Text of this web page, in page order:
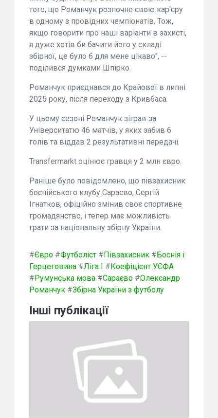
того, що Романчук розпочне свою кар'єру
в одному з провідних чемпіонатів. Тож,
якщо говорити про наші варіанти в захисті,
я дуже хотів би бачити його у складі
збірної, це було б для мене цікаво", --
поділився думками Шпірко.
Романчук приєднався до Крайової в липні
2025 року, після переходу з Кривбаса.
У цьому сезоні Романчук зіграв за
Університатю 46 матчів, у яких забив 6
голів та віддав 2 результативні передачі.
Transfermarkt оцінює гравця у 2 млн євро.
Раніше було повідомлено, що півзахисник
боснійського клубу Сараєво, Сергій
Ігнатков, офіційно змінив своє спортивне
громадянство, і тепер має можливість
грати за національну збірну України.
#Євро #Футболіст #Півзахисник #Боснія і
Герцеговина #Ліга I #Коефіцієнт УЄФА
#Румунська мова #Сараєво #Олександр
Романчук #Збірна України з футболу
Інші публікації